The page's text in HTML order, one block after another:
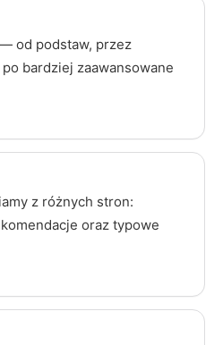
od podstaw, przez
bardziej zaawansowane
z różnych stron:
oraz typowe